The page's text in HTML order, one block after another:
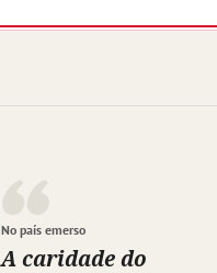
No país emerso
A caridade do